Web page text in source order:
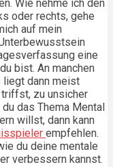
Wie nehme ich den
oder rechts, gehe
auf mein
eine
bist. An manchen
liegt dann meist
triffst, zu unsicher
das Thema Mental
willst, dann kann
empfehlen.
du deine mentale
verbessern kannst.